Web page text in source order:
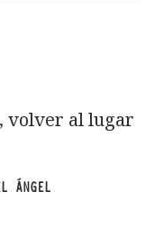
volver al lugar
ÁNGEL